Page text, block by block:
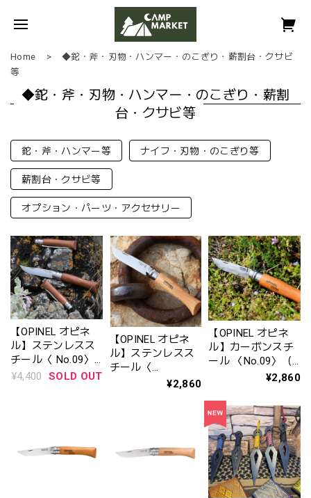
Home
◆鉈・斧・刃物・ハンマー・のこぎり・薪割台・クサビ
等
◆鉈・斧・刃物・ハンマー・のこぎり・薪割
台・クサビ等
鉈・斧・ハンマー等 ナイフ・刃物・のこぎり等
薪割台・クサビ等
オプション・パーツ・アクセサリー
【OPINEL オピネ
ル】ステンレスス
チール〈 No.09〉
ウォールナット
¥4,400 SOLD OUT
【OPINEL オピネ
ル】ステンレスス
チール〈
No.09〉 （品
¥2,860
【OPINEL オピネ
ル】カーボンスチ
ール 〈No.09〉（
品番：41479）¥2,860